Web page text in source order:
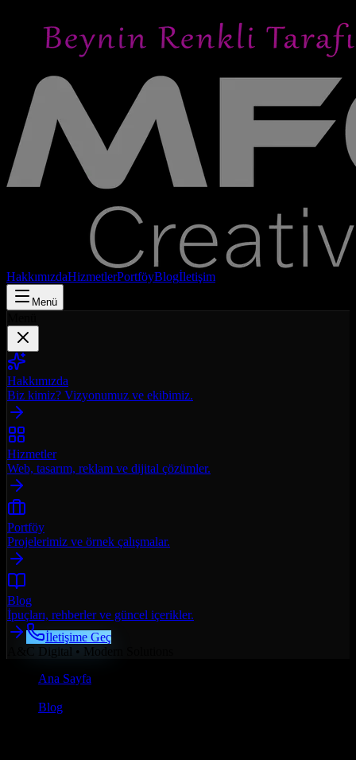
HakkımızdaHizmetlerPortföyBlogİletişim
Menü
Hakkımızda
Biz kimiz? Vizyonumuz ve ekibimiz.
Hizmetler
Web, tasarım, reklam ve dijital çözümler.
Portföy
Projelerimiz ve örnek çalışmalar.
Blog
İpuçları, rehberler ve güncel içerikler.
İletişime Geç
A&C Digital • Modern Solutions
Ana Sayfa
Blog